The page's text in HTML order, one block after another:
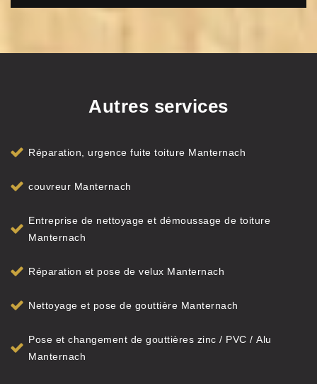
Autres services
Réparation, urgence fuite toiture Manternach
couvreur Manternach
Entreprise de nettoyage et démoussage de toiture
Manternach
Réparation et pose de velux Manternach
Nettoyage et pose de gouttière Manternach
Pose et changement de gouttières zinc / PVC / Alu
Manternach